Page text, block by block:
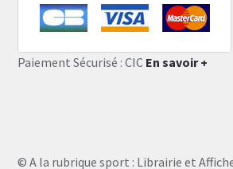
Paiement Sécurisé : CIC En savoir +
© A la rubrique sport : Librairie et